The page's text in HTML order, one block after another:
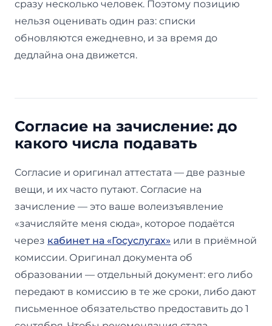
сразу несколько человек. Поэтому позицию
нельзя оценивать один раз: списки
обновляются ежедневно, и за время до
дедлайна она движется.
Согласие на зачисление: до
какого числа подавать
Согласие и оригинал аттестата — две разные
вещи, и их часто путают. Согласие на
зачисление — это ваше волеизъявление
«зачисляйте меня сюда», которое подаётся
через кабинет на «Госуслугах» или в приёмной
комиссии. Оригинал документа об
образовании — отдельный документ: его либо
передают в комиссию в те же сроки, либо дают
письменное обязательство предоставить до 1